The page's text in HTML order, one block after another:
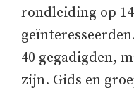
rondleiding op
40 gegadigden,
zijn. Gids en